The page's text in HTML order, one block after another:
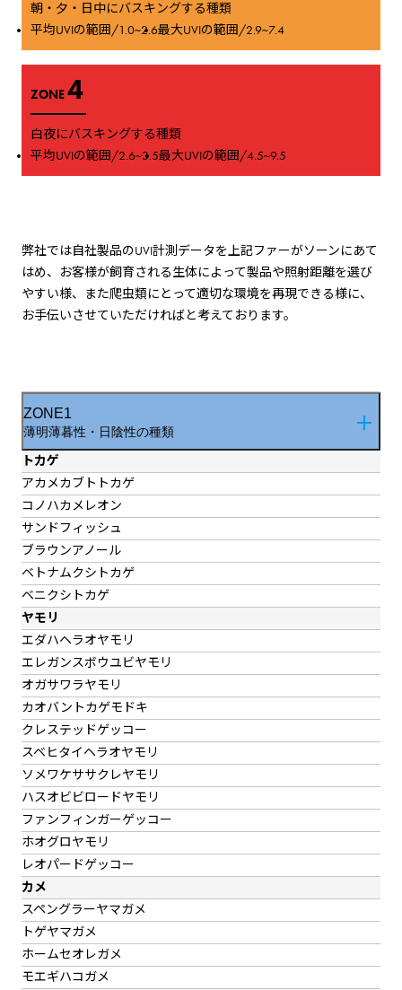
朝・夕・日中にバスキングする種類
平均UVIの範囲/1.0~2.6最大UVIの範囲/2.9~7.4
ZONE4
白夜にバスキングする種類
平均UVIの範囲/2.6~3.5最大UVIの範囲/4.5~9.5
弊社では自社製品のUVI計測データを上記ファーがソーンにあて
はめ、お客様が飼育される生体によって製品や照射距離を選び
やすい様、また爬虫類にとって適切な環境を再現できる様に、
お手伝いさせていただければと考えております。
ZONE1
薄明薄暮性・日陰性の種類
トカゲ
アカメカブトトカゲ
コノハカメレオン
サンドフィッシュ
ブラウンアノール
ベトナムクシトカゲ
ベニクシトカゲ
ヤモリ
エダハヘラオヤモリ
エレガンスボウユビヤモリ
オガサワラヤモリ
カオバントカゲモドキ
クレステッドゲッコー
スベヒタイヘラオヤモリ
ソメワケササクレヤモリ
ハスオビビロードヤモリ
ファンフィンガーゲッコー
ホオグロヤモリ
レオパードゲッコー
カメ
スペングラーヤマガメ
トゲヤマガメ
ホームセオレガメ
モエギハコガメ